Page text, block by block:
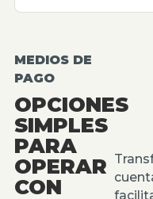
MEDIOS DE
PAGO
OPCIONES
SIMPLES
PARA
OPERAR
CON